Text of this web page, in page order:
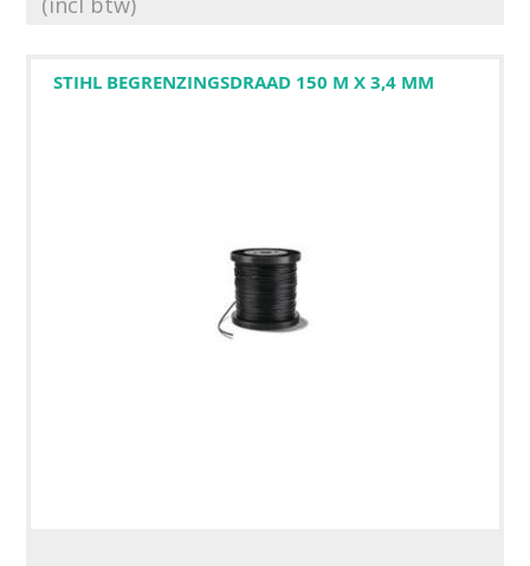
STIHL BEGRENZINGSDRAAD 150 M X 3,4 MM